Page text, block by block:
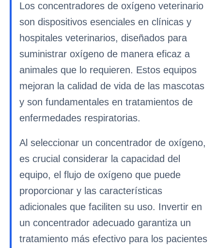
Los concentradores de oxígeno veterinario
son dispositivos esenciales en clínicas y
hospitales veterinarios, diseñados para
suministrar oxígeno de manera eficaz a
animales que lo requieren. Estos equipos
mejoran la calidad de vida de las mascotas
y son fundamentales en tratamientos de
enfermedades respiratorias.
Al seleccionar un concentrador de oxígeno,
es crucial considerar la capacidad del
equipo, el flujo de oxígeno que puede
proporcionar y las características
adicionales que faciliten su uso. Invertir en
un concentrador adecuado garantiza un
tratamiento más efectivo para los pacientes